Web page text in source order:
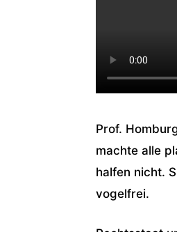
Prof.
machte alle
halfen nicht.
vogelfrei.